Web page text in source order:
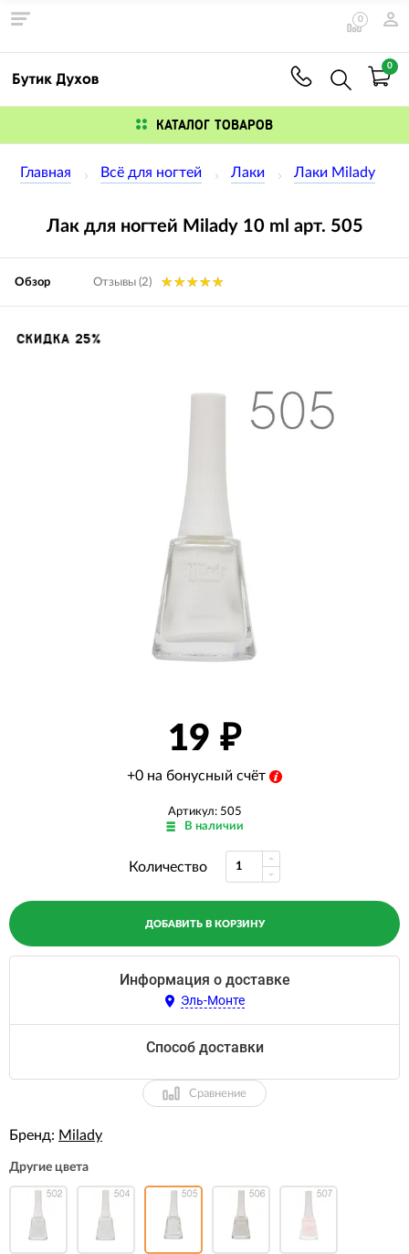
0
0
КАТАЛОГ ТОВАРОВ
Главная Всё для ногтей Лаки Лаки Milady
Лак для ногтей Milady 10 ml арт. 505
Обзор Отзывы (2)
Изображения
СКИДКА 25%
19
+0 на бонусный счёт
Артикул: 505
В наличии
Количество
ДОБАВИТЬ В КОРЗИНУ
Информация о доставке
Эль-Монте
Способ доставки
Сравнение
Бренд: Milady
Другие цвета